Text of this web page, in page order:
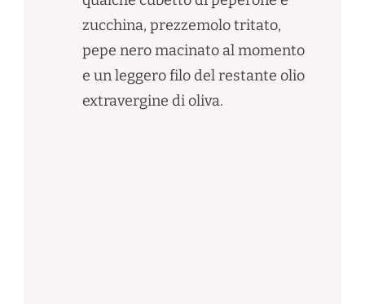
zucchina, prezzemolo tritato,
pepe nero macinato al momento
e un leggero filo del restante olio
extravergine di oliva.